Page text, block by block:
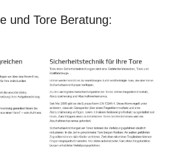
und Tore Beratung: